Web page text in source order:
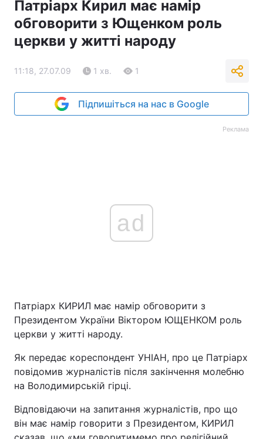
Патріарх Кирил має намір
обговорити з Ющенком роль
церкви у житті народу
11:18, 27.07.09 1 хв. 1
Підпишіться на нас в Google
Реклама
ad
Патріарх КИРИЛ має намір обговорити з
Президентом України Віктором ЮЩЕНКОМ роль
церкви у житті народу.
Як передає кореспондент УНІАН, про це Патріарх
повідомив журналістів після закінчення молебню
на Володимирській гірці.
Відповідаючи на запитання журналістів, про що
він має намір говорити з Президентом, КИРИЛ